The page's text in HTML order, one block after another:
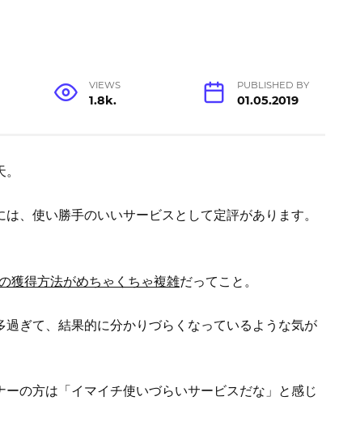
VIEWS
1.8k.
PUBLISHED BY
01.05.2019
、使い勝手のいいサービスとして定評があります。
獲得方法がめちゃくちゃ複雑だってこと。
ぎて、結果的に分かりづらくなっているような気が
の方は「イマイチ使いづらいサービスだな」と感じ